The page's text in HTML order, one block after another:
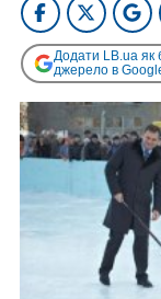
Додати LB.ua як
джерело в